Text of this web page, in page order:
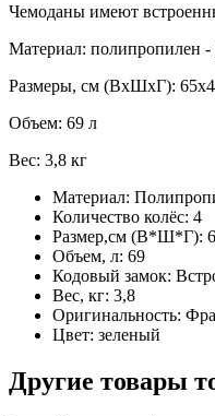
Чемоданы имеют
Материал: полипропилен
Размеры, см (ВхШхГ):
Объем: 69 л
Вес: 3,8 кг
Материал:
Количество колёс: 4
Размер,см (В*Ш*Г):
Объем, л: 69
Кодовый замок:
Вес, кг: 3,8
Оригинальность:
Цвет: зеленый
Другие товары